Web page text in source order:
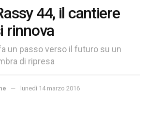
44, il cantiere
rinnova
un passo verso il futuro su un
di ripresa
lunedì 14 marzo 2016